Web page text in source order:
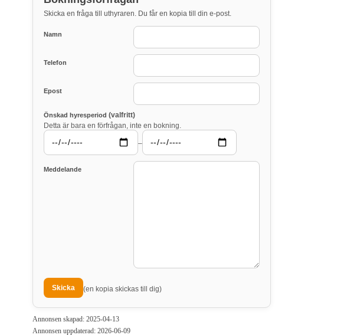
Skicka en fråga till uthyraren. Du får en kopia till din e-post.
Namn
Telefon
Epost
Önskad hyresperiod (valfritt)
Detta är bara en förfrågan, inte en bokning.
–
Meddelande
(en kopia skickas till dig)
Annonsen skapad: 2025-04-13
Annonsen uppdaterad: 2026-06-09